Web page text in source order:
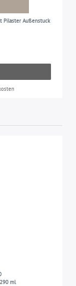
Pilaster Außenstuck
ml